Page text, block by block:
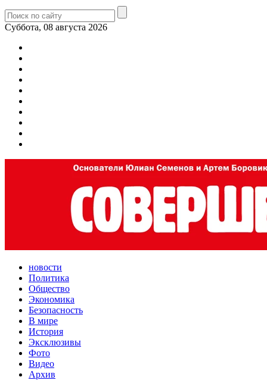
Суббота, 08 августа 2026
новости
Политика
Общество
Экономика
Безопасность
В мире
История
Эксклюзивы
Фото
Видео
Архив